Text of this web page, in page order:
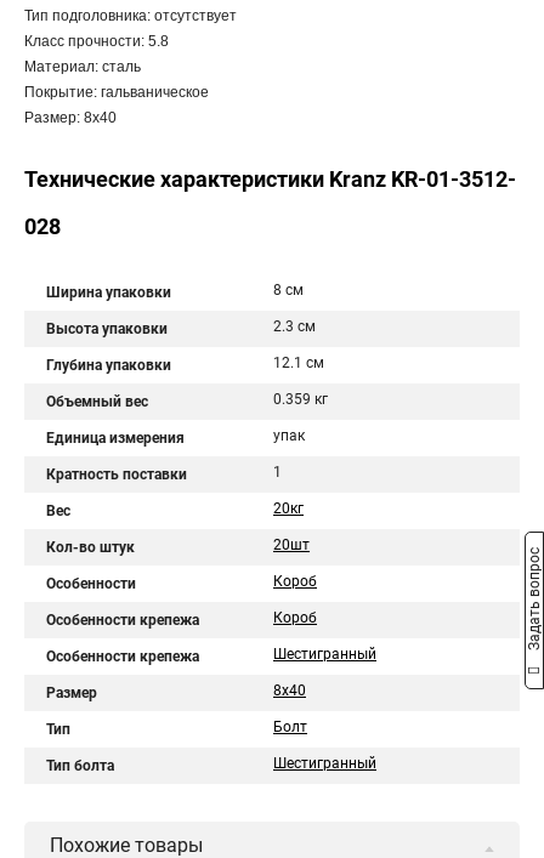
Тип подголовника: отсутствует
Класс прочности: 5.8
Материал: сталь
Покрытие: гальваническое
Размер: 8х40
Технические характеристики Kranz KR-01-3512-
028
Ширина упаковки 8 см
Высота упаковки 2.3 см
Глубина упаковки 12.1 см
Объемный вес 0.359 кг
Единица измерения упак
Кратность поставки 1
Вес 20кг
Кол-во штук 20шт
Особенности Короб
Особенности крепежа Короб
Особенности крепежа Шестигранный
Размер 8х40
Тип Болт
Тип болта Шестигранный
Похожие товары
Задать вопрос